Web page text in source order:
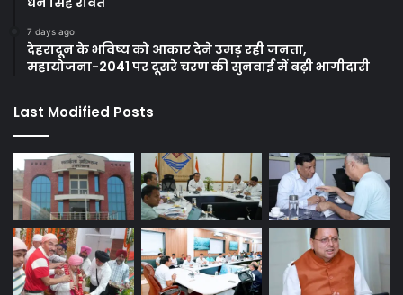
7 days ago
देहरादून के भविष्य को आकार देने उमड़ रही जनता,
महायोजना-2041 पर दूसरे चरण की सुनवाई में बढ़ी भागीदारी
Last Modified Posts